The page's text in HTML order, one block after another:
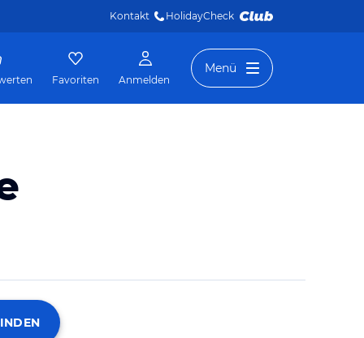
Kontakt HolidayCheck
Favoriten Anmelden
Menü